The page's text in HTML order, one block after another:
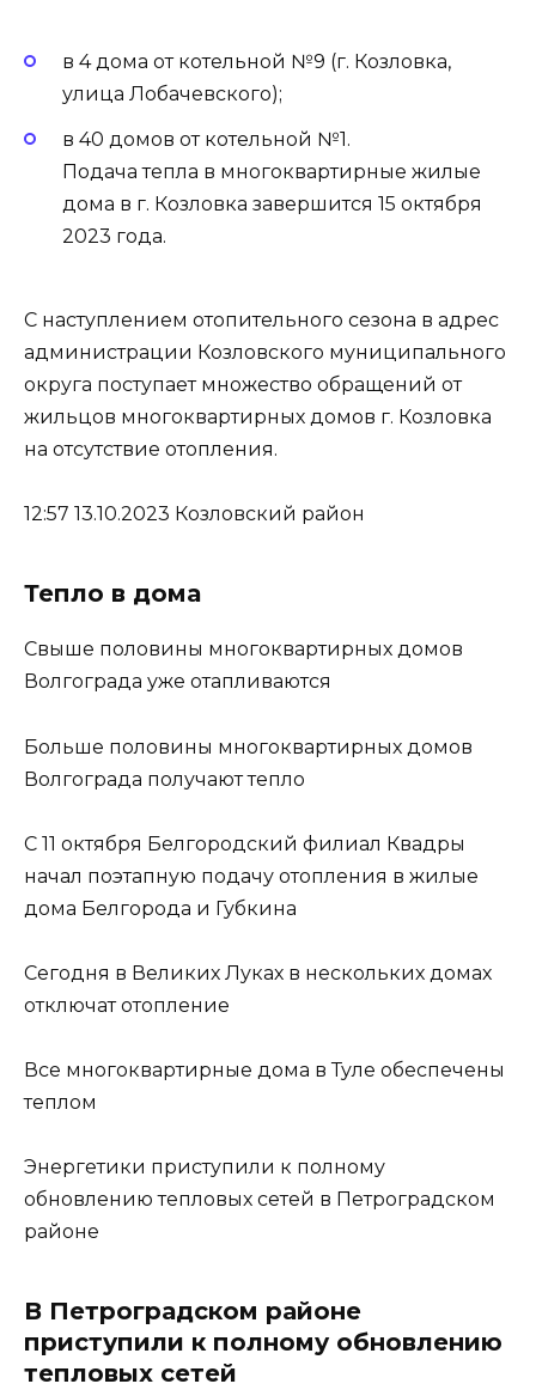
в 4 дома от котельной №9 (г. Козловка,
улица Лобачевского);
в 40 домов от котельной №1.
Подача тепла в многоквартирные жилые
дома в г. Козловка завершится 15 октября
2023 года.
С наступлением отопительного сезона в адрес
администрации Козловского муниципального
округа поступает множество обращений от
жильцов многоквартирных домов г. Козловка
на отсутствие отопления.
12:57 13.10.2023 Козловский район
Тепло в дома
Свыше половины многоквартирных домов
Волгограда уже отапливаются
Больше половины многоквартирных домов
Волгограда получают тепло
С 11 октября Белгородский филиал Квадры
начал поэтапную подачу отопления в жилые
дома Белгорода и Губкина
Сегодня в Великих Луках в нескольких домах
отключат отопление
Все многоквартирные дома в Туле обеспечены
теплом
Энергетики приступили к полному
обновлению тепловых сетей в Петроградском
районе
В Петроградском районе
приступили к полному обновлению
тепловых сетей